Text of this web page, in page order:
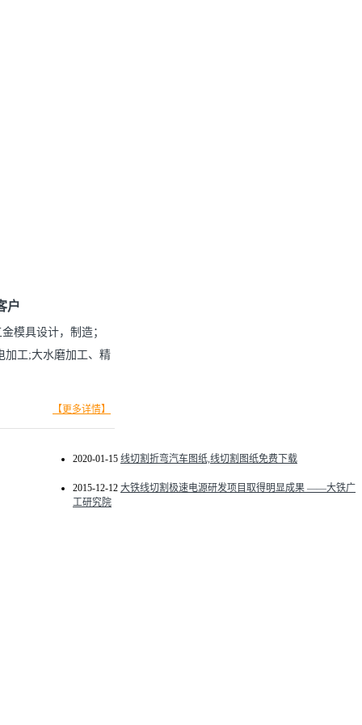
户
模具设计，制造；
加工;大水磨加工、精
【更多详情】
2020-01-15 线切割折弯汽车图纸,线切割图纸免费下载
2015-12-12 大铁线切割极速电源研发项目取得明显成果 ——大铁广
工研究院